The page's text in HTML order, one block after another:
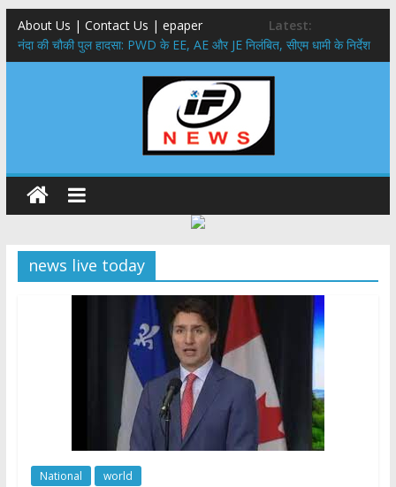
About Us | Contact Us | epaper
Latest:
नंदा की चौकी पुल हादसा: PWD के EE, AE और JE निलंबित, सीएम धामी के निर्देश
पर सख्त कार्रवाई
सरकारी नीतियों में शामिल किए जाएंगे छात्र – छात्राओं के सुझाव ,मुख्यमंत्री युवा
विद्यार्थी मंथन कार्यक्रम में शामिल हुए सीएम पुष्कर सिंह धामी
उत्तराखंड में बढ़ेंगे राजस्व के स्रोत: इको-टूरिज्म, कार्बन क्रेडिट और जड़ी-बूटी आय
मुख्यमंत्री ने उत्तराखण्ड क्षत्रिय कल्याण समिति की वेबसाइट एवं क्षत्रिय जागरण
स्मारिका का किया विमोचन
मुख्यमंत्री ने हर घर तिरंगा यात्रा कार्यक्रम में किया प्रतिभाग,मुख्यमंत्री ने
प्रदेशवासियों से स्वतंत्रता दिवस पर अपने घरों में तिरंगा फहराने का किया आवाह्न
news live today
National world